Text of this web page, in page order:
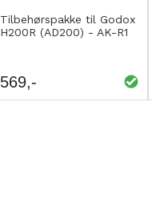
Tilbehørspakke til Godox
H200R (AD200) - AK-R1
Kjøp
LEGG
569